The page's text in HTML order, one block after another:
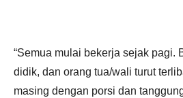
“Semua mulai bekerja sejak pagi.
didik, dan orang tua/wali turut
masing dengan porsi dan